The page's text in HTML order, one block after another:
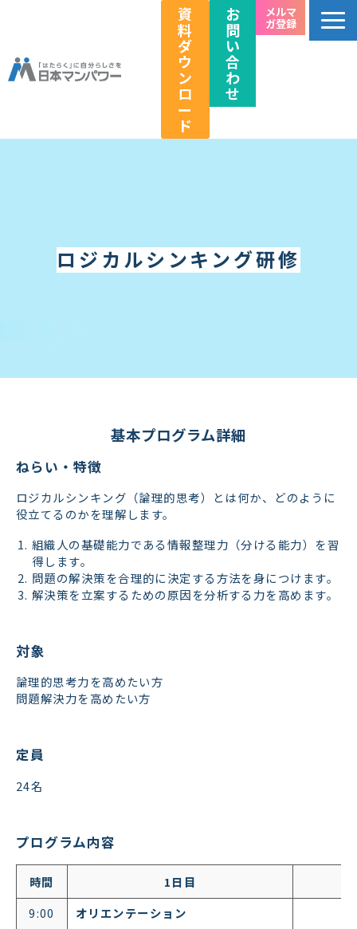
資
料
ダ
ウ
ン
ロ
ー
ド
お
問
い
合
わ
せ
メルマ
ガ登録
キャリアのこれから研究所
ロジカルシンキング研修
基本プログラム詳細
ねらい・特徴
ロジカルシンキング（論理的思考）とは何か、どのように
役立てるのかを理解します。
組織人の基礎能力である情報整理力（分ける能力）を習
得します。
問題の解決策を合理的に決定する方法を身につけます。
解決策を立案するための原因を分析する力を高めます。
対象
論理的思考力を高めたい方
問題解決力を高めたい方
定員
24名
プログラム内容
時間
1日目
9:00
オリエンテーション